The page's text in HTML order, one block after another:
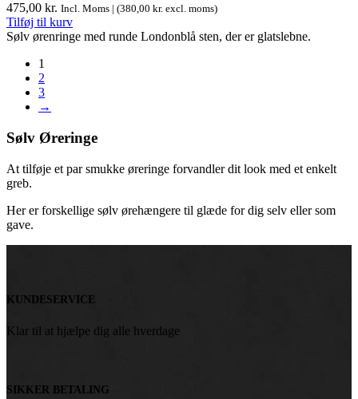
475,00 kr. Incl. Moms | (380,00 kr. excl. moms)
Tilføj til kurv
Sølv ørenringe med runde Londonblå sten, der er glatslebne.
1
2
3
→
Sølv Øreringe
At tilføje et par smukke øreringe forvandler dit look med et enkelt
greb.
Her er forskellige sølv ørehængere til glæde for dig selv eller som
gave.
KUNDESERVICE
Klar til at hjælpe dig alle hverdage
SIKKER BETALING